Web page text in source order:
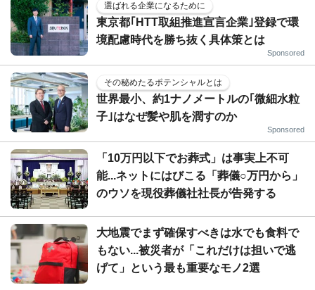
選ばれる企業になるために
東京都｢HTT取組推進宣言企業｣登録で環
境配慮時代を勝ち抜く具体策とは
Sponsored
その秘めたるポテンシャルとは
世界最小、約1ナノメートルの｢微細水粒
子｣はなぜ髪や肌を潤すのか
Sponsored
「10万円以下でお葬式」は事実上不可
能...ネットにはびこる「葬儀○万円から」
のウソを現役葬儀社社長が告発する
大地震でまず確保すべきは水でも食料で
もない...被災者が「これだけは担いで逃
げて」という最も重要なモノ2選